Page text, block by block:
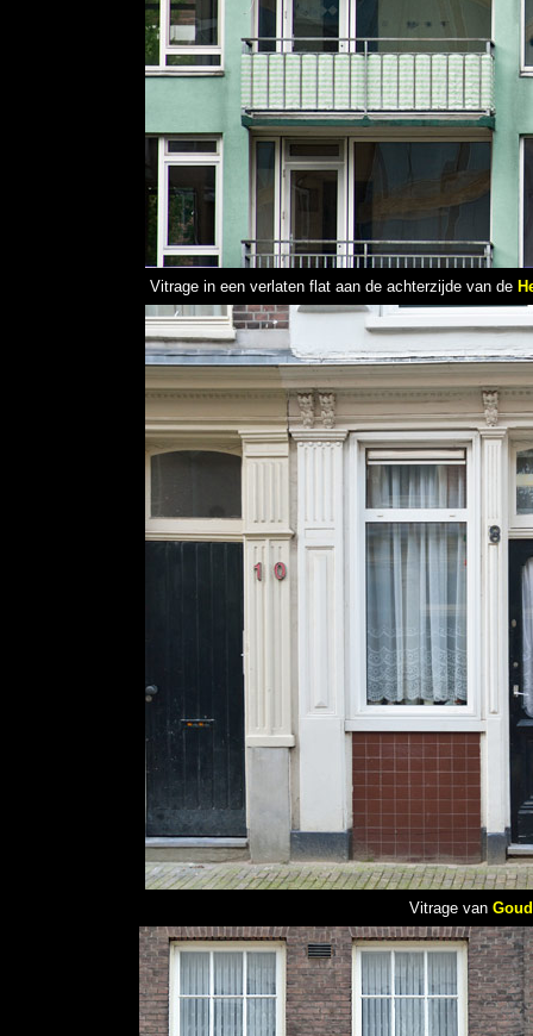
Vitrage in een verlaten flat aan de achterzijde van de
Vitrage van